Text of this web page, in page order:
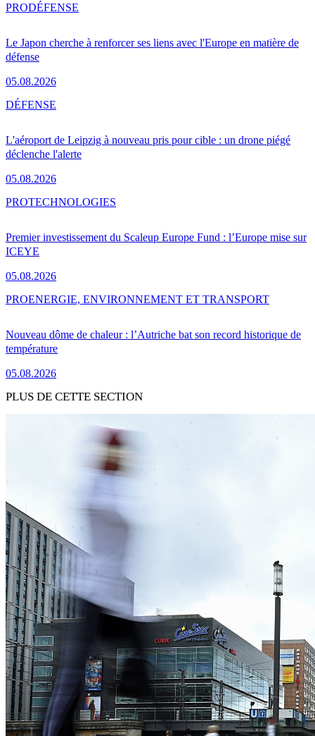
Le Japon cherche à renforcer ses liens avec l'Europe en matière de
défense
05.08.2026
PRODÉFENSE
L'aéroport de Leipzig à nouveau pris pour cible : un drone piégé
déclenche l'alerte
05.08.2026
DÉFENSE
Premier investissement du Scaleup Europe Fund : l’Europe mise sur
ICEYE
05.08.2026
PROTECHNOLOGIES
Nouveau dôme de chaleur : l’Autriche bat son record historique de
température
05.08.2026
PROENERGIE, ENVIRONNEMENT ET TRANSPORT
PLUS DE CETTE SECTION